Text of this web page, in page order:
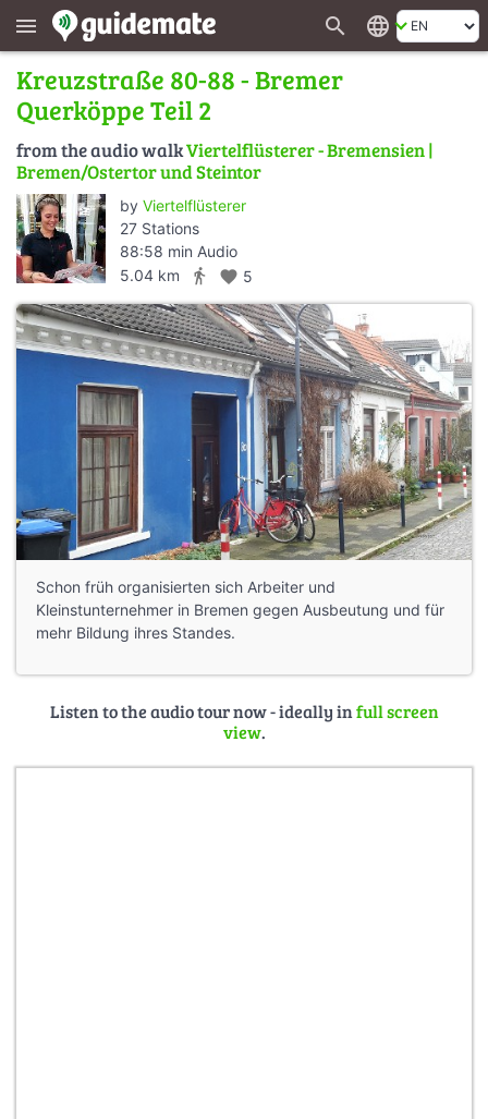
menu search language
Kreuzstraße 80-88 - Bremer
Querköppe Teil 2
from the audio walkViertelflüsterer - Bremensien |
Bremen/Ostertor und Steintor
by Viertelflüsterer
27 Stations
88:58 min Audio
5.04 km
directions_walk favorite 5
Schon früh organisierten sich Arbeiter und
Kleinstunternehmer in Bremen gegen Ausbeutung und für
mehr Bildung ihres Standes.
Listen to the audio tour now - ideally infull screen
view.